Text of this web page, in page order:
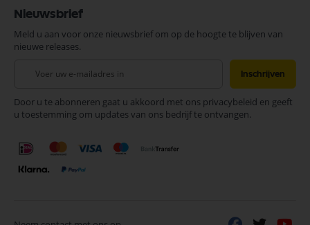
Nieuwsbrief
Meld u aan voor onze nieuwsbrief om op de hoogte te blijven van
nieuwe releases.
onze
nieuwsbrief
Inschrijven
Door u te abonneren gaat u akkoord met ons privacybeleid en geeft
u toestemming om updates van ons bedrijf te ontvangen.